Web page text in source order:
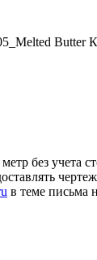
без учета
в теме